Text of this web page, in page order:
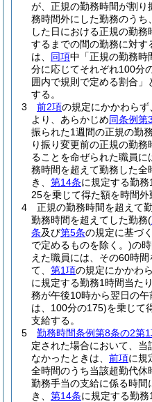
が、正規の勤務時間が割り
務時間外にした勤務のうち
した日における正規の勤
するまでの間の勤務に対す
は、 同項中「正規の勤務時
分に応じてそれぞれ100分
囲内で規則で定める割合
する。
3
前2項の規定にかかわらず
より、あらかじめ同条例第
振られた1週間の正規の勤
り振り変更前の正規の勤務
ることを命ぜられた職員
務時間を超えて勤務した
き、 第14条に規定する勤
25を乗じて得た額を時間外
4
正規の勤務時間を超えて
勤務時間を超えてした勤務(
条及び第5条の規定に基づ
で定めるものを除く。)の
えた職員には、その60時
て、 第1項の規定にかかわ
に規定する勤務1時間当た
務が午後10時から翌日の
は、100分の175)を乗じて
支給する。
5
勤務時間条例第8条の2第
定された場合において、当
なかったときは、 前項に規
全時間のうち当該超勤代
勤務手当の支給に係る時
き、 第14条に規定する勤